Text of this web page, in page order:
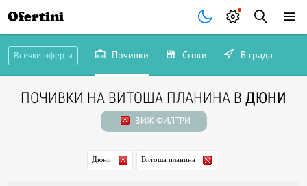
Ofertini
Всички оферти Почивки Стоки В града
ПОЧИВКИ НА ВИТОША ПЛАНИНА В ДЮНИ
ВИЖ ФИЛТРИ
Дюни Витоша планина